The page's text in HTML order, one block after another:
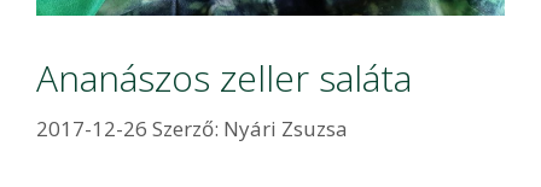
Ananászos zeller saláta
2017-12-26 Szerző: Nyári Zsuzsa